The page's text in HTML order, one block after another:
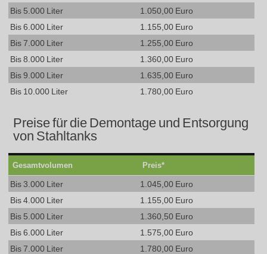
Bis 5.000 Liter
1.050,00 Euro
Bis 6.000 Liter
1.155,00 Euro
Bis 7.000 Liter
1.255,00 Euro
Bis 8.000 Liter
1.360,00 Euro
Bis 9.000 Liter
1.635,00 Euro
Bis 10.000 Liter
1.780,00 Euro
Preise für die Demontage und Entsorgung
von Stahltanks
Gesamtvolumen Preis*
Bis 3.000 Liter
1.045,00 Euro
Bis 4.000 Liter
1.155,00 Euro
Bis 5.000 Liter
1.360,50 Euro
Bis 6.000 Liter
1.575,00 Euro
Bis 7.000 Liter
1.780,00 Euro